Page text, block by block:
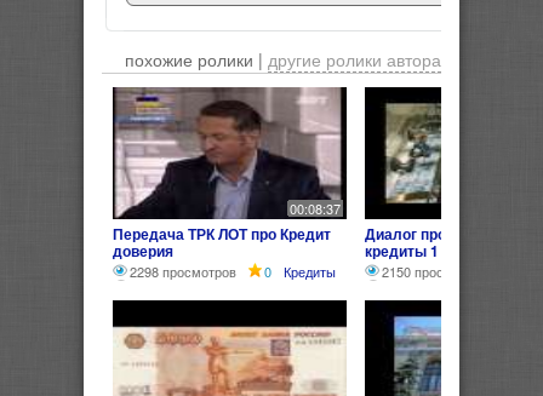
похожие ролики | другие ролики автора
00:08:37
Передача ТРК ЛОТ про Кредит
доверия
2298 просмотров 0 Кредиты
Диалог про деньги банки
кредиты 1
2150 просмотров